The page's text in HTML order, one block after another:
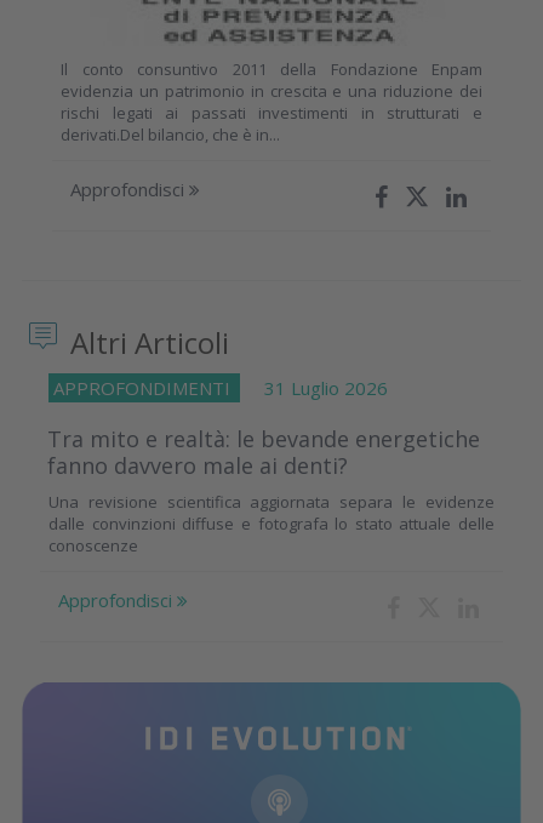
Il conto consuntivo 2011 della Fondazione Enpam
evidenzia un patrimonio in crescita e una riduzione dei
rischi legati ai passati investimenti in strutturati e
derivati.Del bilancio, che è in...
Approfondisci
Altri Articoli
APPROFONDIMENTI 31 Luglio 2026
Tra mito e realtà: le bevande energetiche
fanno davvero male ai denti?
Una revisione scientifica aggiornata separa le evidenze
dalle convinzioni diffuse e fotografa lo stato attuale delle
conoscenze
Approfondisci